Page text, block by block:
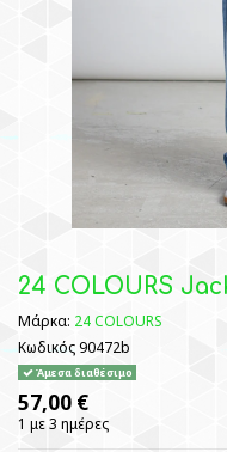
24 COLOURS
Μάρκα: 24 COLOURS
Κωδικός90472b
Άμεσα διαθέσιμο
57,00 €
1 με 3 ημέρες